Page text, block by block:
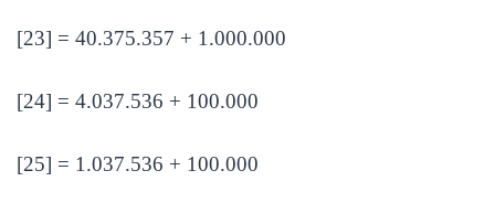
[23] = 40.375.357 + 1.000.000
[24] = 4.037.536 + 100.000
[25] = 1.037.536 + 100.000